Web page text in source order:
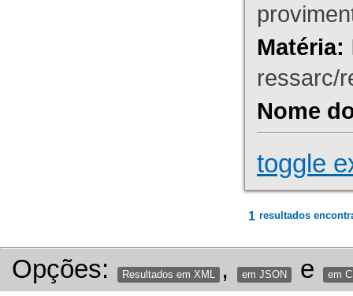
Matéria:
ressarc/
Nome
toggle
1 resultados
Opções: Resultados em XML , em JSON e em